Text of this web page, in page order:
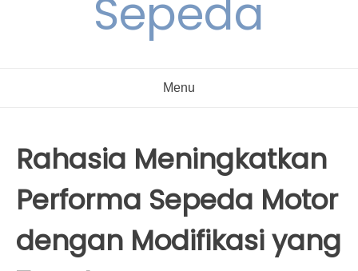
Sepeda
Menu
Rahasia Meningkatkan
Performa Sepeda Motor
dengan Modifikasi yang